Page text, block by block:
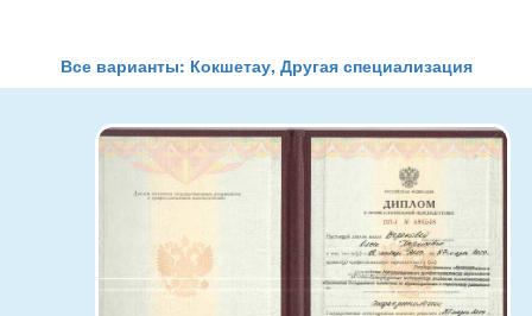
Все варианты: Кокшетау, Другая специализация